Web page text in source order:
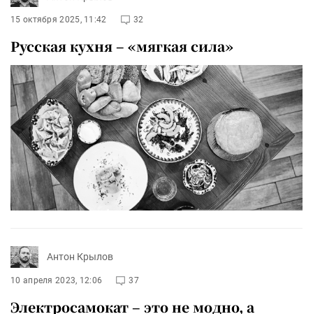
15 октября 2025, 11:42 32
Русская кухня – «мягкая сила»
Антон Крылов
10 апреля 2023, 12:06 37
Электросамокат – это не модно, а